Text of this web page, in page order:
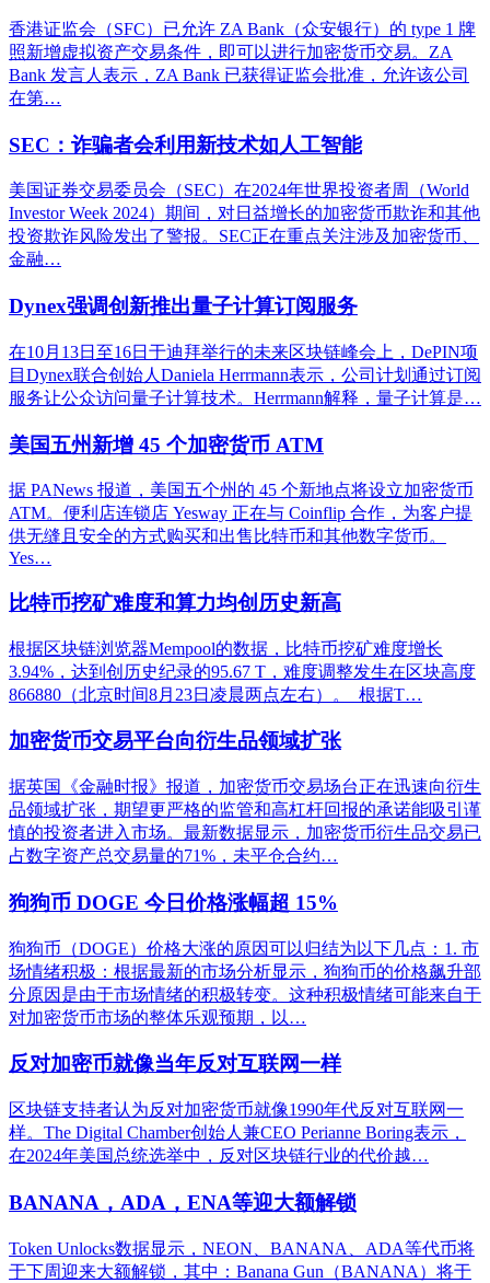
香港证监会（SFC）已允许 ZA Bank（众安银行）的 type 1 牌
照新增虚拟资产交易条件，即可以进行加密货币交易。ZA
Bank 发言人表示，ZA Bank 已获得证监会批准，允许该公司
在第…
SEC：诈骗者会利用新技术如人工智能
美国证券交易委员会（SEC）在2024年世界投资者周（World
Investor Week 2024）期间，对日益增长的加密货币欺诈和其他
投资欺诈风险发出了警报。SEC正在重点关注涉及加密货币、
金融…
Dynex强调创新推出量子计算订阅服务
在10月13日至16日于迪拜举行的未来区块链峰会上，DePIN项
目Dynex联合创始人Daniela Herrmann表示，公司计划通过订阅
服务让公众访问量子计算技术。Herrmann解释，量子计算是…
美国五州新增 45 个加密货币 ATM
据 PANews 报道，美国五个州的 45 个新地点将设立加密货币
ATM。便利店连锁店 Yesway 正在与 Coinflip 合作，为客户提
供无缝且安全的方式购买和出售比特币和其他数字货币。
Yes…
比特币挖矿难度和算力均创历史新高
根据区块链浏览器Mempool的数据，比特币挖矿难度增长
3.94%，达到创历史纪录的95.67 T，难度调整发生在区块高度
866880（北京时间8月23日凌晨两点左右）。 根据T…
加密货币交易平台向衍生品领域扩张
据英国《金融时报》报道，加密货币交易场台正在迅速向衍生
品领域扩张，期望更严格的监管和高杠杆回报的承诺能吸引谨
慎的投资者进入市场。最新数据显示，加密货币衍生品交易已
占数字资产总交易量的71%，未平仓合约…
狗狗币 DOGE 今日价格涨幅超 15%
狗狗币（DOGE）价格大涨的原因可以归结为以下几点：1. 市
场情绪积极：根据最新的市场分析显示，狗狗币的价格飙升部
分原因是由于市场情绪的积极转变。这种积极情绪可能来自于
对加密货币市场的整体乐观预期，以…
反对加密币就像当年反对互联网一样
区块链支持者认为反对加密货币就像1990年代反对互联网一
样。The Digital Chamber创始人兼CEO Perianne Boring表示，
在2024年美国总统选举中，反对区块链行业的代价越…
BANANA，ADA，ENA等迎大额解锁
Token Unlocks数据显示，NEON、BANANA、ADA等代币将
于下周迎来大额解锁，其中：Banana Gun（BANANA）将于